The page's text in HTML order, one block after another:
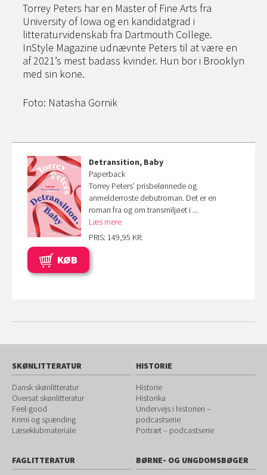
Torrey Peters har en Master of Fine Arts fra
University of Iowa og en kandidatgrad i
litteraturvidenskab fra Dartmouth College.
InStyle Magazine udnævnte Peters til at være en
af 2021’s mest badass kvinder. Hun bor i Brooklyn
med sin kone.
Foto: Natasha Gornik
Detransition, Baby
Paperback
Torrey Peters’ prisbelønnede og
anmelderroste debutroman. Det er en
roman fra og om transmiljøet i ...
Læs mere
PRIS: 149,95 KR.
KØB
SKØNLITTERATUR
Dansk skønlitteratur
Oversat skønlitteratur
Feel-good
Krimi og spænding
Læseklubmateriale
HISTORIE
Historie
Historika
Undervejs i historien –
podcastserie
Portræt – podcastserie
FAGLITTERATUR
BØRNE- OG UNGDOMSBØGER